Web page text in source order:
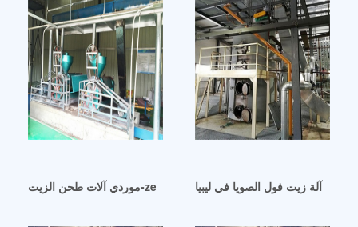
موردي آلات طحن الزيت-zeth bigng في ليبيا
آلة زيت فول الصويا في ليبيا